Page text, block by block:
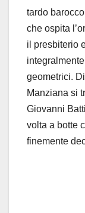
tardo
che ospita
il presbiterio
geometrici.
Manziana si
Giovanni
volta a botte
finemente